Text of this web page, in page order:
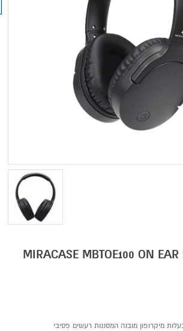
אוזניות בלוטות' MIRACASE MBTOE100 ON EAR
מיקרופון מובנה המסננות רעשים פסיבי